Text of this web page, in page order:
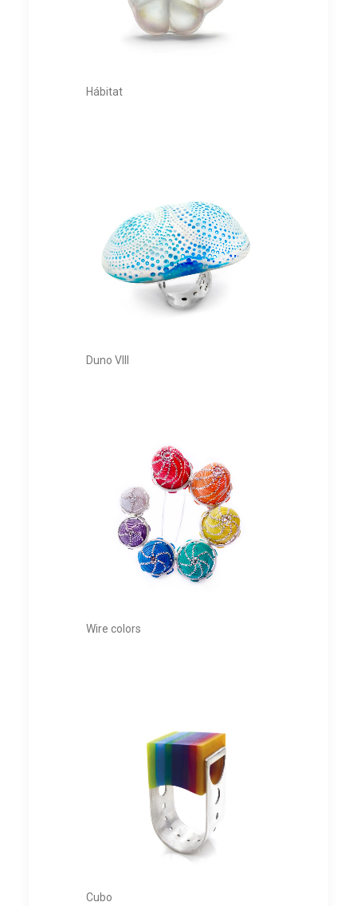
Hábitat
Duno VIII
Wire colors
Cubo